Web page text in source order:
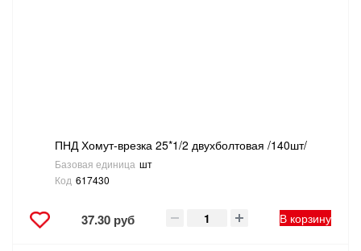
ПНД Хомут-врезка 25*1/2 двухболтовая /140шт/
Базовая единица шт
Код 617430
37.30 руб В корзину